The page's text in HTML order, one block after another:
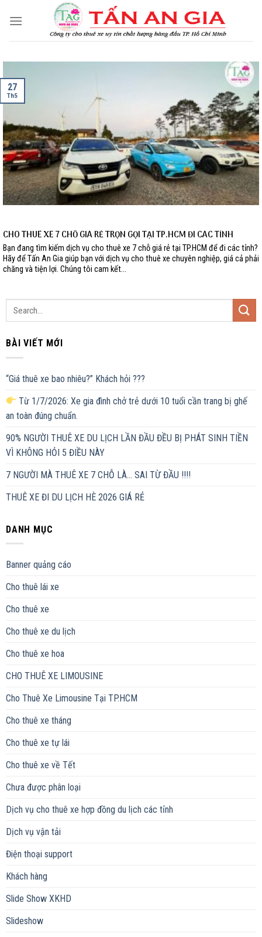
CHO THUÊ XE 7 CHỖ GIÁ RẺ TRỌN GỌI TẠI TP.HCM ĐI CÁC TỈNH
Bạn đang tìm kiếm dịch vụ cho thuê xe 7 chỗ giá rẻ tại TP.HCM để đi các tỉnh?
Hãy để Tấn An Gia giúp bạn với dịch vụ cho thuê xe chuyên nghiệp, giá cả phải
chăng và tiện lợi. Chúng tôi cam kết...
27
Th5
BÀI VIẾT MỚI
“Giá thuê xe bao nhiêu?” Khách hỏi ???
Từ 1/7/2026: Xe gia đình chở trẻ dưới 10 tuổi cần trang bị ghế
an toàn đúng chuẩn.
90% NGƯỜI THUÊ XE DU LỊCH LẦN ĐẦU ĐỀU BỊ PHÁT SINH TIỀN
VÌ KHÔNG HỎI 5 ĐIỀU NÀY
7 NGƯỜI MÀ THUÊ XE 7 CHỖ LÀ… SAI TỪ ĐẦU !!!!
THUÊ XE ĐI DU LỊCH HÈ 2026 GIÁ RẺ
DANH MỤC
Banner quảng cáo
Cho thuê lái xe
Cho thuê xe
Cho thuê xe du lịch
Cho thuê xe hoa
CHO THUÊ XE LIMOUSINE
Cho Thuê Xe Limousine Tại TP.HCM
Cho thuê xe tháng
Cho thuê xe tự lái
Cho thuê xe về Tết
Chưa được phân loại
Dịch vụ cho thuê xe hợp đồng du lịch các tỉnh
Dịch vụ vận tải
Điện thoại support
Khách hàng
Slide Show XKHD
Slideshow